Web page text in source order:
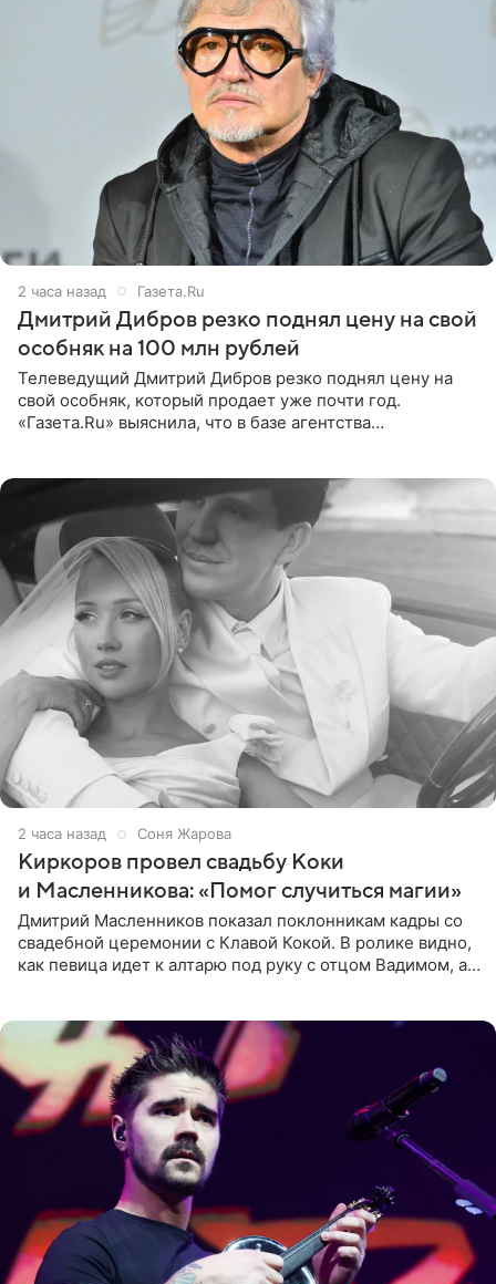
2 часа назад Газета.Ru
Дмитрий Дибров резко поднял цену на свой
особняк на 100 млн рублей
Телеведущий Дмитрий Дибров резко поднял цену на
свой особняк, который продает уже почти год.
«Газета.Ru» выяснила, что в базе агентства
2 часа назад Соня Жарова
Киркоров провел свадьбу Коки
и Масленникова: «Помог случиться магии»
Дмитрий Масленников показал поклонникам кадры со
свадебной церемонии с Клавой Кокой. В ролике видно,
как певица идет к алтарю под руку с отцом Вадимом, а у